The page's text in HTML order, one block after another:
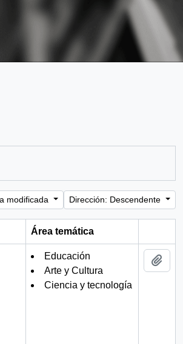
modificada Dirección: Descendente
Área temática
Educación
Arte y Cultura
Ciencia y tecnología